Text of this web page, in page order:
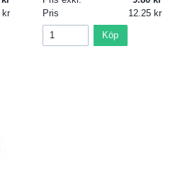
Pris
12.25
Köp